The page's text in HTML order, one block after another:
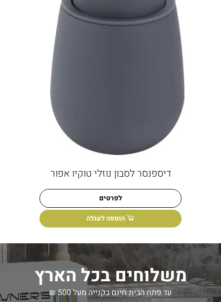
דיספנסר לסבון נוזלי טוקיו אפור
לפרטים
הוספה לעגלה
משלוחים בכל הארץ
עד פתח הבית חינם בקנייה מעל 500 ₪